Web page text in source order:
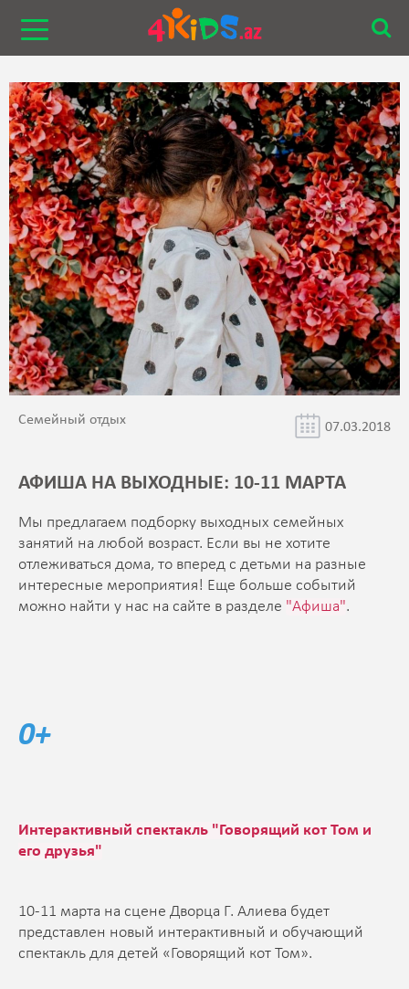
Семейный отдых 07.03.2018
АФИША НА ВЫХОДНЫЕ: 10-11 МАРТА
Мы предлагаем подборку выходных семейных
занятий на любой возраст. Если вы не хотите
отлеживаться дома, то вперед с детьми на разные
интересные мероприятия! Еще больше событий
можно найти у нас на сайте в разделе "Афиша".
0+
Интерактивный спектакль "Говорящий кот Том и
его друзья"
10-11 марта на сцене Дворца Г. Алиева будет
представлен новый интерактивный и обучающий
спектакль для детей «Говорящий кот Том».